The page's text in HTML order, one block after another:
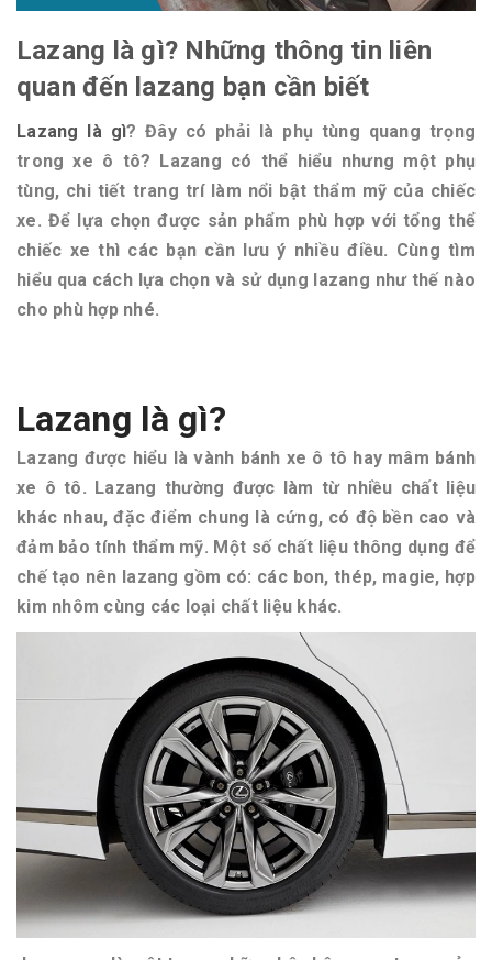
Lazang là gì? Những thông tin liên
quan đến lazang bạn cần biết
Lazang là gì? Đây có phải là phụ tùng quang trọng
trong xe ô tô? Lazang có thể hiểu nhưng một phụ
tùng, chi tiết trang trí làm nổi bật thẩm mỹ của chiếc
xe. Để lựa chọn được sản phẩm phù hợp với tổng thể
chiếc xe thì các bạn cần lưu ý nhiều điều. Cùng tìm
hiểu qua cách lựa chọn và sử dụng lazang như thế nào
cho phù hợp nhé.
Lazang là gì?
Lazang được hiểu là vành bánh xe ô tô hay mâm bánh
xe ô tô. Lazang thường được làm từ nhiều chất liệu
khác nhau, đặc điểm chung là cứng, có độ bền cao và
đảm bảo tính thẩm mỹ. Một số chất liệu thông dụng để
chế tạo nên lazang gồm có: các bon, thép, magie, hợp
kim nhôm cùng các loại chất liệu khác.